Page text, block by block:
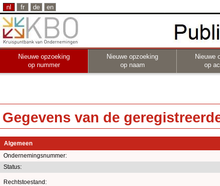
nl fr de en
Nieuwe opzoeking
op nummer
Nieuwe opzoeking
op naam
Nieuwe
op
Gegevens van de
Algemeen
Ondernemingsnummer:
Status:
Rechtstoestand: